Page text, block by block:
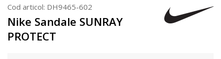
Cod articol: DH9465-602
Nike Sandale SUNRAY
PROTECT